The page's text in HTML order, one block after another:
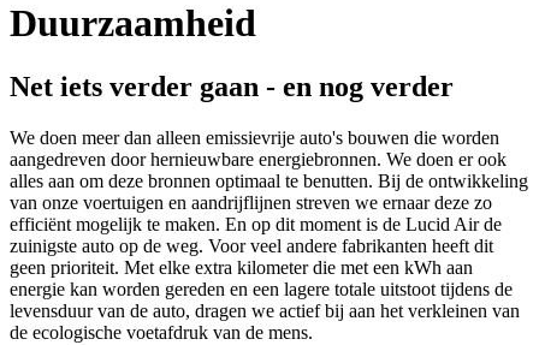
Duurzaamheid
Net iets verder gaan - en nog verder
We doen meer dan alleen emissievrije auto's bouwen die worden
aangedreven door hernieuwbare energiebronnen. We doen er ook
alles aan om deze bronnen optimaal te benutten. Bij de ontwikkeling
van onze voertuigen en aandrijflijnen streven we ernaar deze zo
efficiënt mogelijk te maken. En op dit moment is de Lucid Air de
zuinigste auto op de weg. Voor veel andere fabrikanten heeft dit
geen prioriteit. Met elke extra kilometer die met een kWh aan
energie kan worden gereden en een lagere totale uitstoot tijdens de
levensduur van de auto, dragen we actief bij aan het verkleinen van
de ecologische voetafdruk van de mens.